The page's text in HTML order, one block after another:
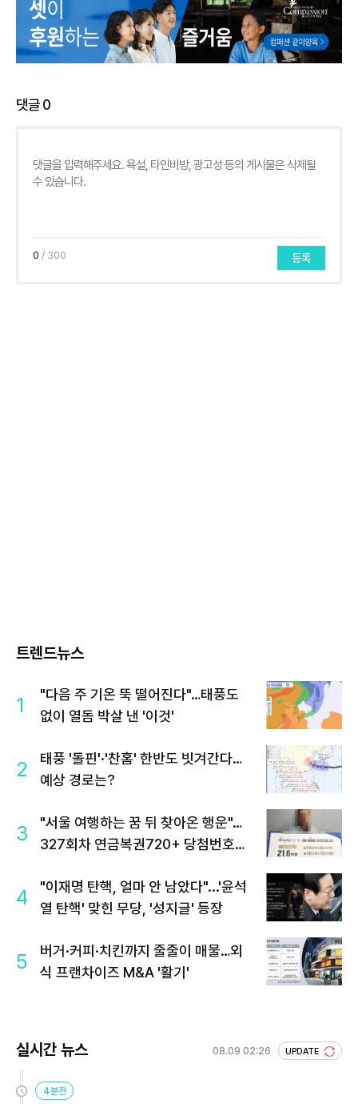
댓글0
0 / 300 등록
트렌드뉴스
1
"다음 주 기온 뚝 떨어진다"…태풍도
없이 열돔 박살 낸 '이것'
2
태풍 '돌핀'·'찬홈' 한반도 빗겨간다…
예상 경로는?
3
"서울 여행하는 꿈 뒤 찾아온 행운"…
327회차 연금복권720+ 당첨번호조
4
"이재명 탄핵, 얼마 안 남았다"...'윤석
열 탄핵' 맞힌 무당, '성지글' 등장
5
버거·커피·치킨까지 줄줄이 매물…외
식 프랜차이즈 M&A '활기'
실시간 뉴스 08.09 02:26 UPDATE
4분전